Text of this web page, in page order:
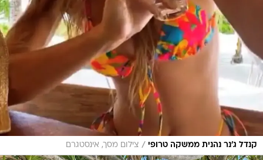
קנדל ג'נר נהנית ממשקה טרופי / צילום מסך, אינסטגרם